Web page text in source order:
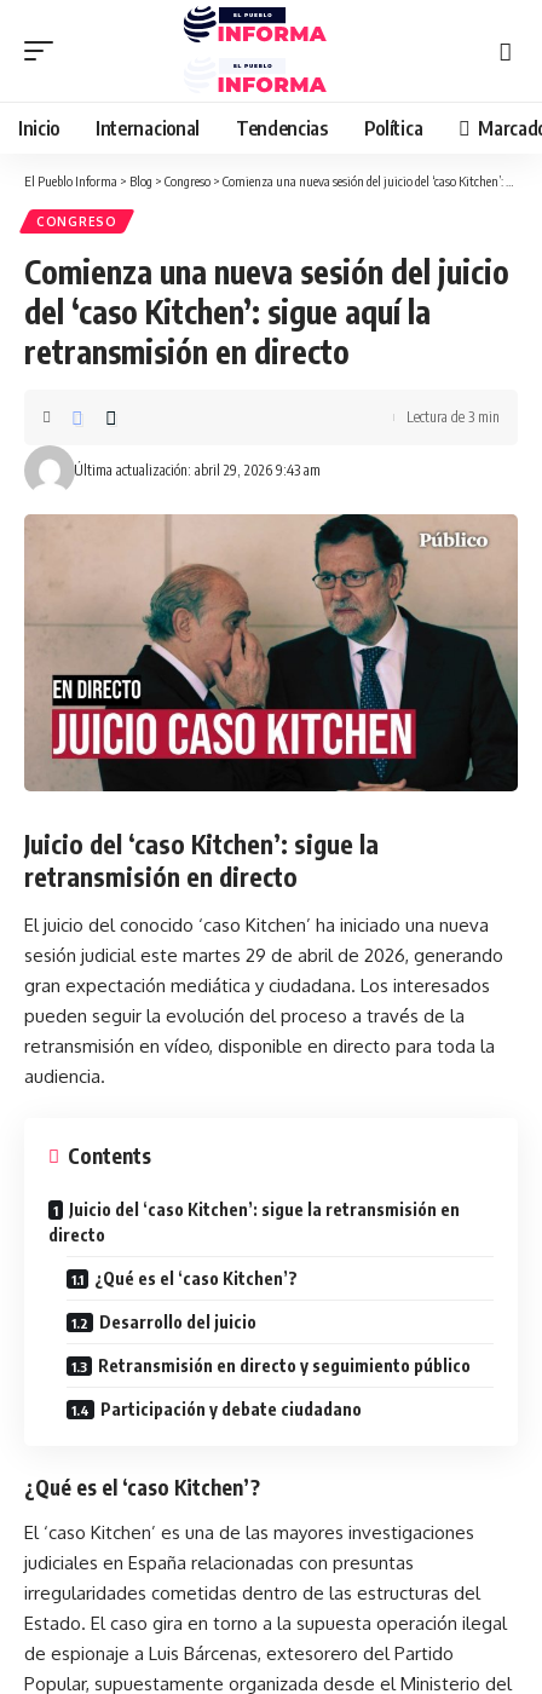
Inicio Internacional Tendencias Política
El Pueblo Informa > Blog > Congreso > Comienza una nueva sesión del juicio del ‘caso Kitchen’: sigue aquí la retransmisión en directo
CONGRESO
Comienza una nueva sesión del juicio
del ‘caso Kitchen’: sigue aquí la
retransmisión en directo
Última actualización: abril 29, 2026 9:43 am
Lectura de 3 min
Juicio del ‘caso Kitchen’: sigue la
retransmisión en directo
El juicio del conocido ‘caso Kitchen’ ha iniciado una nueva
sesión judicial este martes 29 de abril de 2026, generando
gran expectación mediática y ciudadana. Los interesados
pueden seguir la evolución del proceso a través de la
retransmisión en vídeo, disponible en directo para toda la
audiencia.
Contents
Juicio del ‘caso Kitchen’: sigue la retransmisión en
directo
¿Qué es el ‘caso Kitchen’?
Desarrollo del juicio
Retransmisión en directo y seguimiento público
Participación y debate ciudadano
¿Qué es el ‘caso Kitchen’?
El ‘caso Kitchen’ es una de las mayores investigaciones
judiciales en España relacionadas con presuntas
irregularidades cometidas dentro de las estructuras del
Estado. El caso gira en torno a la supuesta operación ilegal
de espionaje a Luis Bárcenas, extesorero del Partido
Popular, supuestamente organizada desde el Ministerio del